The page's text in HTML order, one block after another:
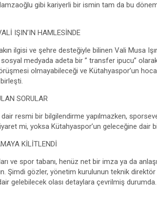
gibi kariyerli bir ismin tam da bu
IŞIN’IN HAMLESİNDE
ilgisi ve şehre desteğiyle bilinen Vali Musa
medyada adeta bir ” transfer ipucu”
olmayabileceği ve Kütahyaspor’un hoca
SORULAR
resmi bir bilgilendirme yapılmazken,
mi, yoksa Kütahyaspor’un geleceğine dair
KİLİTLENDİ
ve spor tabanı, henüz net bir imza ya da
Şimdi gözler, yönetim kurulunun teknik
gelebilecek olası detaylara çevrilmiş durumda.